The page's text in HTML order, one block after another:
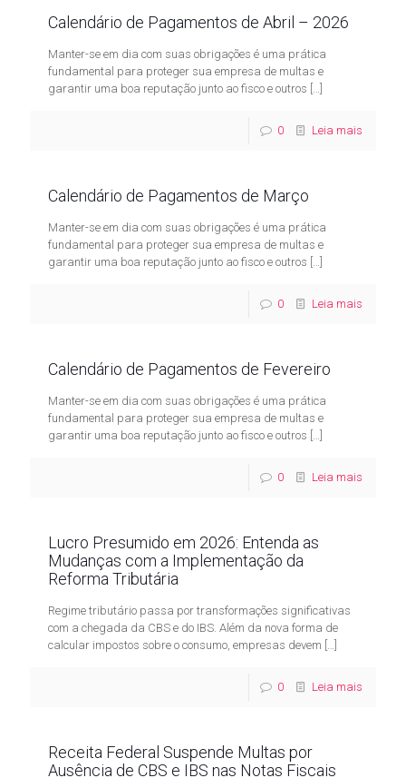
Calendário de Pagamentos de Abril – 2026
Manter-se em dia com suas obrigações é uma prática
fundamental para proteger sua empresa de multas e
garantir uma boa reputação junto ao fisco e outros […]
0 Leia mais
Calendário de Pagamentos de Março
Manter-se em dia com suas obrigações é uma prática
fundamental para proteger sua empresa de multas e
garantir uma boa reputação junto ao fisco e outros […]
0 Leia mais
Calendário de Pagamentos de Fevereiro
Manter-se em dia com suas obrigações é uma prática
fundamental para proteger sua empresa de multas e
garantir uma boa reputação junto ao fisco e outros […]
0 Leia mais
Lucro Presumido em 2026: Entenda as
Mudanças com a Implementação da
Reforma Tributária
Regime tributário passa por transformações significativas
com a chegada da CBS e do IBS. Além da nova forma de
calcular impostos sobre o consumo, empresas devem […]
0 Leia mais
Receita Federal Suspende Multas por
Ausência de CBS e IBS nas Notas Fiscais